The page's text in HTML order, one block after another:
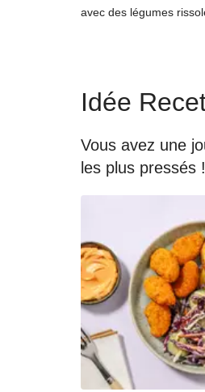
avec des légumes
Idée
Vous avez une
les plus